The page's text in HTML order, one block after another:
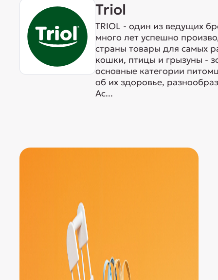
Triol
TRIOL - один из ведущих
много лет успешно
страны товары для самых
кошки, птицы и грызуны -
основные категории
об их здоровье,
Ас...